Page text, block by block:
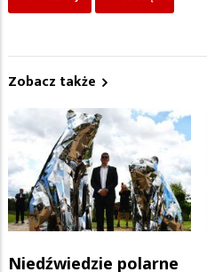
Zobacz także
Niedźwiedzie polarne